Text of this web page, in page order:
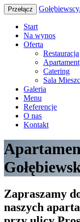
Przełącz
Start
Na wynos
Oferta
Restauracja
Catering
Sala
Galeria
Menu
Referencje
O nas
Kontakt
Zapraszamy
naszych